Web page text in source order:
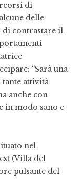
di
delle
di contrastare il
“Sarà una
tante attività
anche con
in modo sano e
nel
(Villa del
pulsante del